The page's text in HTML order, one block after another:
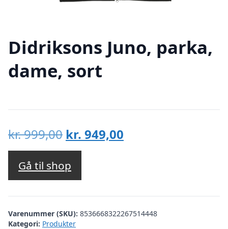
Didriksons Juno, parka,
dame, sort
kr.999,00 Den
oprindelige
pris
var:
kr. 999,00.
kr. 949,00
kr. 949,00.
Gå til shop
Varenummer (SKU): 8536668322267514448
Kategori: Produkter